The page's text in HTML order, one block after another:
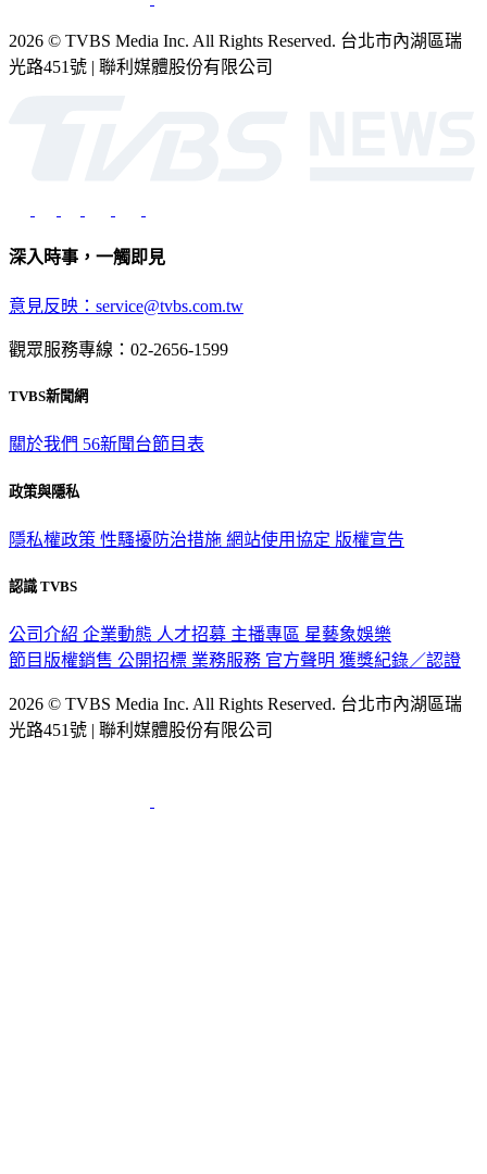
2026 © TVBS Media Inc. All Rights Reserved. 台北市內湖區瑞
光路451號 | 聯利媒體股份有限公司
深入時事，一觸即見
意見反映：service@tvbs.com.tw
觀眾服務專線：02-2656-1599
TVBS新聞網
關於我們 56新聞台節目表
政策與隱私
隱私權政策 性騷擾防治措施 網站使用協定 版權宣告
認識 TVBS
公司介紹 企業動態 人才招募 主播專區 星藝象娛樂
節目版權銷售 公開招標 業務服務 官方聲明 獲獎紀錄／認證
2026 © TVBS Media Inc. All Rights Reserved. 台北市內湖區瑞
光路451號 | 聯利媒體股份有限公司